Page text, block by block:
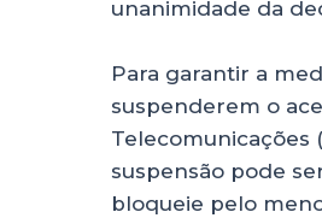
unanimidade da
Para garantir a
suspenderem o
Telecomunicações
suspensão pode
bloqueie pelo